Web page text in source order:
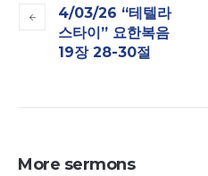
4/03/26 “테텔라
스타이” 요한복음
19장 28-30절
More sermons